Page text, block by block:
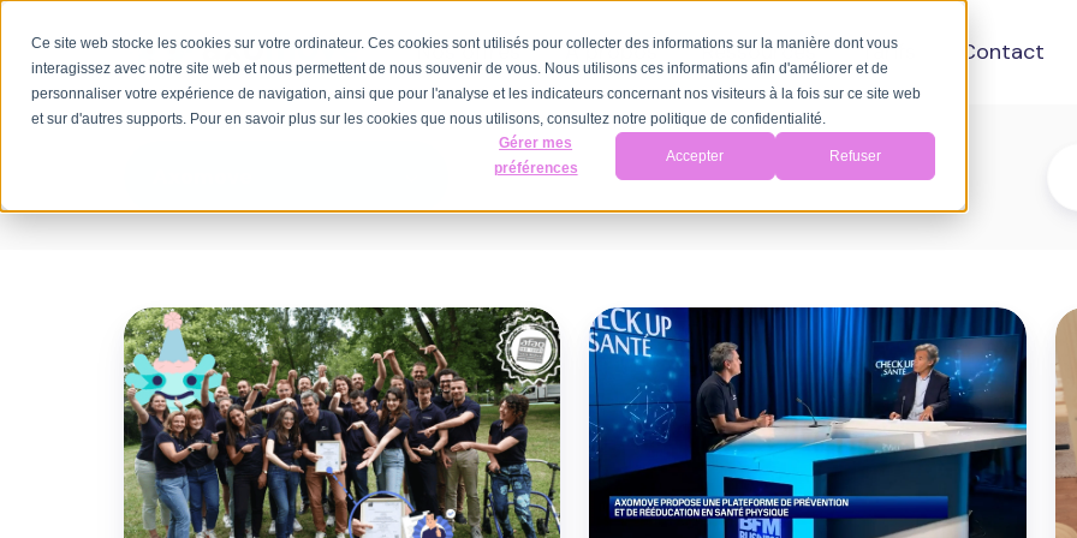
Ce site web stocke les cookies sur votre ordinateur. Ces cookies sont utilisés pour collecter des informations sur la manière dont vous
interagissez avec notre site web et nous permettent de nous souvenir de vous. Nous utilisons ces informations afin d'améliorer et de
personnaliser votre expérience de navigation, ainsi que pour l'analyse et les indicateurs concernant nos visiteurs à la fois sur ce site web
et sur d'autres supports. Pour en savoir plus sur les cookies que nous utilisons, consultez notre politique de confidentialité.
Gérer mes
préférences
Accepter Refuser
Nos offres A propos Ressources Tarifs Contact
Axomove
est
officiellement
certifié
ISO
13485
!!
Les
médias
parlent
de
nous
le
de